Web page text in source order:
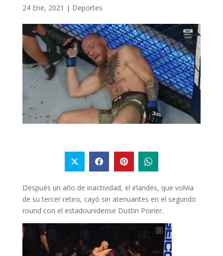
24 Ene, 2021 | Deportes
Después un año de inactividad, el irlandés, que volvía
de su tercer retiro, cayó sin atenuantes en el segundo
round con el estadounidense Dustin Poirier.